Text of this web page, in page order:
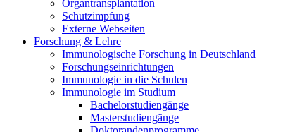
Organtransplantation
Schutzimpfung
Externe Webseiten
Forschung & Lehre
Immunologische Forschung in Deutschland
Forschungseinrichtungen
Immunologie in die Schulen
Immunologie im Studium
Bachelorstudiengänge
Masterstudiengänge